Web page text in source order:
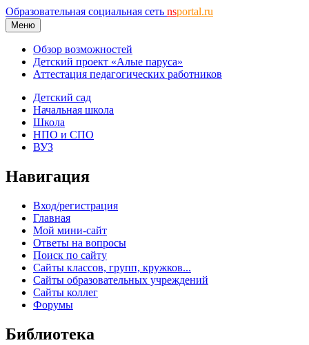
Образовательная социальная сеть nsportal.ru
Меню
Обзор возможностей
Детский проект «Алые паруса»
Аттестация педагогических работников
Детский сад
Начальная школа
Школа
НПО и СПО
ВУЗ
Навигация
Вход/регистрация
Главная
Мой мини-сайт
Ответы на вопросы
Поиск по сайту
Сайты классов, групп, кружков...
Сайты образовательных учреждений
Сайты коллег
Форумы
Библиотека